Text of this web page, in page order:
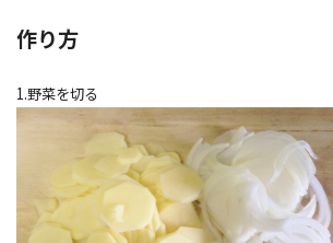
作り方
1.野菜を切る